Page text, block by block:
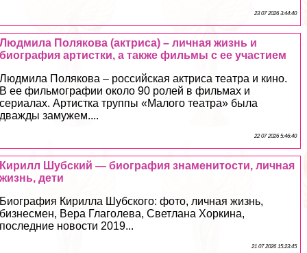
23 07 2026 3:44:40
Людмила Полякова (актриса) – личная жизнь и
биография артистки, а также фильмы с ее участием
Людмила Полякова – российская актриса театра и кино.
В ее фильмографии около 90 ролей в фильмах и
сериалах. Артистка труппы «Малого театра» была
дважды замужем....
22 07 2026 5:46:40
Кирилл Шубский — биография знаменитости, личная
жизнь, дети
Биография Кирилла Шубского: фото, личная жизнь,
бизнесмен, Вера Глаголева, Светлана Хоркина,
последние новости 2019...
21 07 2026 15:23:45